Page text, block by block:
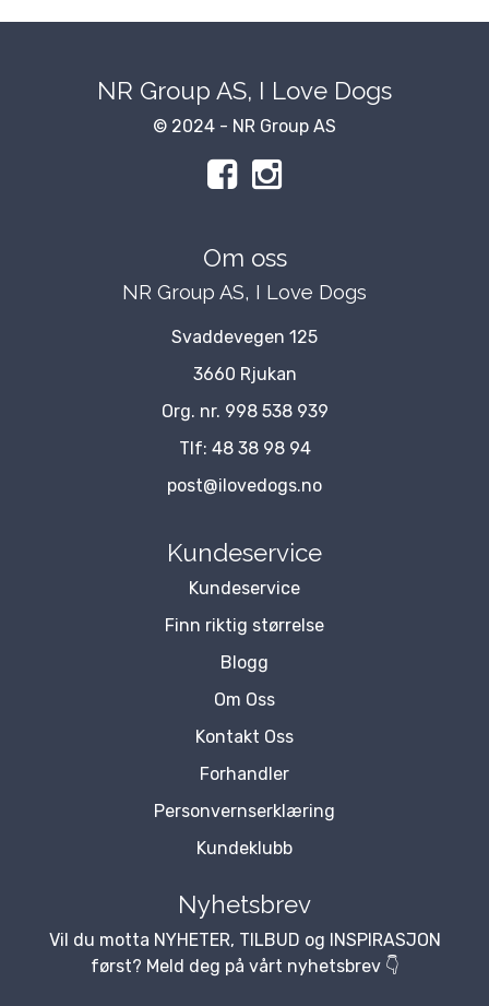
NR Group AS, I Love Dogs
© 2024 - NR Group AS
Om oss
NR Group AS, I Love Dogs
Svaddevegen 125
3660 Rjukan
Org. nr. 998 538 939
Tlf: 48 38 98 94
post@ilovedogs.no
Kundeservice
Kundeservice
Finn riktig størrelse
Blogg
Om Oss
Kontakt Oss
Forhandler
Personvernserklæring
Kundeklubb
Nyhetsbrev
Vil du motta NYHETER, TILBUD og INSPIRASJON
først? Meld deg på vårt nyhetsbrev 👇